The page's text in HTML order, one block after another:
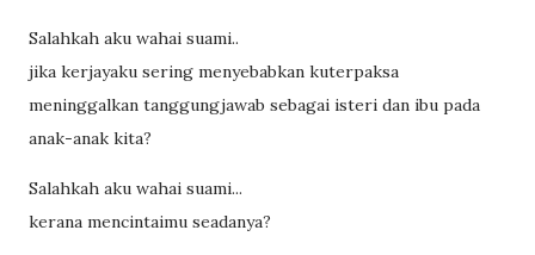
Salahkah aku wahai suami..
jika kerjayaku sering menyebabkan kuterpaksa
meninggalkan tanggungjawab sebagai isteri dan ibu pada
anak-anak kita?
Salahkah aku wahai suami...
kerana mencintaimu seadanya?